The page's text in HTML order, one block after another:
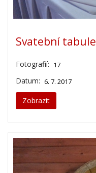
Svatební tabule
Fotografií: 17
Datum: 6. 7. 2017
Zobrazit